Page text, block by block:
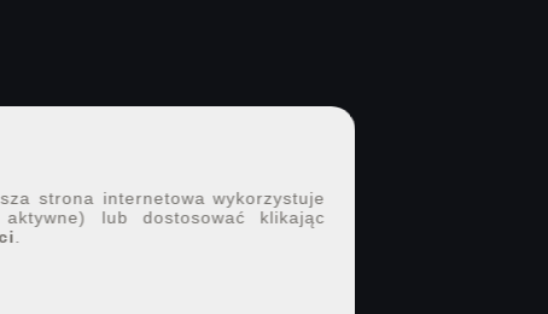
strona internetowa wykorzystuje
lub dostosować klikając